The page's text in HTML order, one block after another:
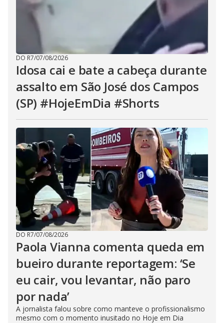
DO R7/07/08/2026
Idosa cai e bate a cabeça durante
assalto em São José dos Campos
(SP) #HojeEmDia #Shorts
DO R7/07/08/2026
Paola Vianna comenta queda em
bueiro durante reportagem: ‘Se
eu cair, vou levantar, não paro
por nada’
A jornalista falou sobre como manteve o profissionalismo
mesmo com o momento inusitado no Hoje em Dia